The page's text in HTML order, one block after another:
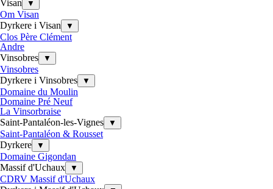
Visan ▼
Om Visan
Dyrkere i Visan
▼
Clos Père Clément
Andre
Vinsobres
▼
Vinsobres
Dyrkere i Vinsobres
▼
Domaine du Moulin
Domaine Pré Neuf
La Vinsorbraise
Saint-Pantaléon-les-Vignes
▼
Saint-Pantaléon & Rousset
Dyrkere
▼
Domaine Gigondan
Massif d'Uchaux
▼
CDRV Massif d'Uchaux